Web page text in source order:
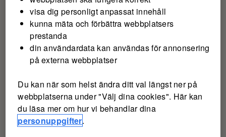
visa dig personligt anpassat innehåll
kunna mäta och förbättra webbplatsers
prestanda
din användardata kan användas för annonsering
på externa webbplatser
Du kan när som helst ändra ditt val längst ner på
webbplatserna under "Välj dina cookies". Här kan
du läsa mer om hur vi behandlar dina
personuppgifter.